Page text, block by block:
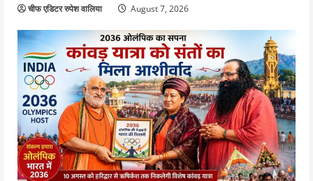
चीफ एडिटर रुपेश वालिया August 7, 2026